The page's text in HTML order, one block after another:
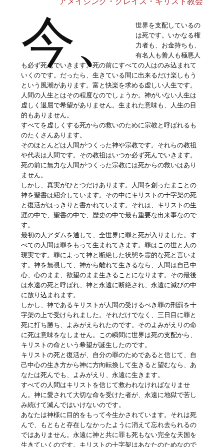
今、
世界を支配しているの
は死です。いかなる権
力者も、お金持ちも、
有名人も善人も極悪人
も必ず死んでいきます。死の前にすべての人はのみ込まれて
いくのです。だったら、生きている間に出来るだけ楽しもう
という風潮があります。富と快楽を求める虚しい人生です。
人間の人生とはその程度なのでしょうか。神がいない人生は
虚しく退屈で希望がありません。生まれた意味も、人生の目
的もありません。
すべてを虚しくする死からの救いのために宗教と呼ばれるも
のたくさんあります。
そのほとんどは人間がつくった神や宗教です。それらの教祖
や代表は人間です。その教祖はいつか必ず死んでいきます。
死の前に無力な人間がつくった宗教には死からの救いはあり
ません。
しかし、真実がひとつだけあります。人間を創ったまことの
神を聖書は紹介しています。その中にキリストの十字架の死
と復活がはっきりと書かれています。それは、キリストの生
涯の中で、聖書の中で、歴史の中で最も重要な出来事なので
す。
最初の人アダムを通して、全世界に罪と死が入りました。す
べての人間は罪をもって生まれてきます。罪はこの世と人の
現実です。罪によって神と断絶した状態を霊的な死と言いま
す。神を無視して、神から離れて生きるなら、人間は自己中
心、心のまま、欲望のまま生きることになります。その最後
は永遠の死と呼ばれ、神と永遠に断絶され、永遠に滅びの中
に放り込まれます。
しかし、神であるキリストが人間の受けるべき罪の刑罰を十
字架の上で受けられました。それだけでなく、三日目に罪と
死に打ち勝ち、よみがえられたのです。そのよみがえりの命
に死は意味をなしません。この瞬間に世界は死の支配から、
キリストの命という希望が誕生したのです。
キリストの死と復活が、自分の罪のためであると信じて、自
己中心の生き方から神に方向転換して生きると望むなら、あ
なたは死んでも、よみがえり、永遠に生きます。
すべての人間はキリストを信じて救われなければなりませ
ん。神に愛されて大切な命を受けた者が、永遠に地獄で苦し
み続けて滅んではいけないのです。
あなたは神様に目的をもって今生かされています。それは死
んで、もともと存在しなかったように消えて忘れ去られるの
ではありません。永遠に神と共に罪も死もない完全な天国を
生きていくのです。キリストの十字架はあなたのためなので